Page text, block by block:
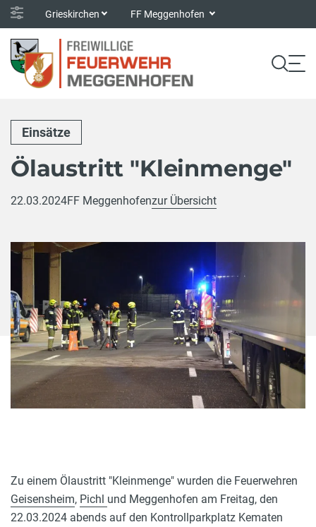
Grieskirchen FF Meggenhofen
Einsätze
Ölaustritt "Kleinmenge"
22.03.2024FF Meggenhofenzur Übersicht
Zu einem Ölaustritt "Kleinmenge" wurden die Feuerwehren
Geisensheim, Pichl und Meggenhofen am Freitag, den
22.03.2024 abends auf den Kontrollparkplatz Kematen